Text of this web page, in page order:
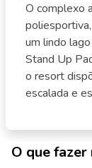
O complexo
um lindo
Stand Up
o resort
escalada e
O que